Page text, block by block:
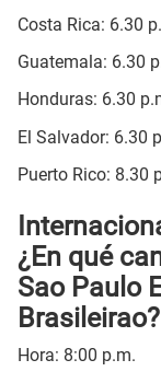
Costa Rica: 6.30
Guatemala: 6.30
Honduras: 6.30
El Salvador: 6.30
Puerto Rico: 8.30
¿En qué
Sao Paulo
Brasileirao?
Hora: 8:00 p.m.